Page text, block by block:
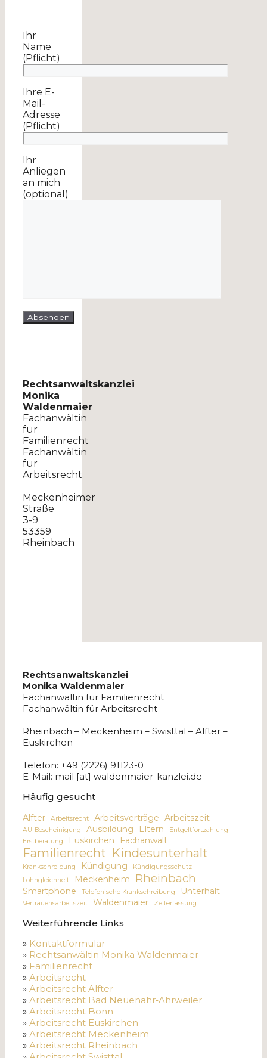
Ihr
Name
(Pflicht)
Ihre E-
Mail-
Adresse
(Pflicht)
Ihr
Anliegen
an mich
(optional)
Rechtsanwaltskanzlei
Monika
Waldenmaier
Fachanwältin
für
Familienrecht
Fachanwältin
für
Arbeitsrecht
Meckenheimer
Straße
3-9
53359
Rheinbach
Rechtsanwaltskanzlei
Monika Waldenmaier
Fachanwältin für Familienrecht
Fachanwältin für Arbeitsrecht
Rheinbach – Meckenheim – Swisttal – Alfter –
Euskirchen
Telefon: +49 (2226) 91123-0
E-Mail: mail [at] waldenmaier-kanzlei.de
Häufig gesucht
Alfter Arbeitsrecht Arbeitsverträge Arbeitszeit
AU-Bescheinigung Ausbildung Eltern
Entgeltfortzahlung
Erstberatung
Euskirchen Fachanwalt
Familienrecht Kindesunterhalt
Krankschreibung Kündigung
Kündigungsschutz
Lohngleichheit
Meckenheim Rheinbach
Smartphone Telefonische Krankschreibung Unterhalt
Vertrauensarbeitszeit Waldenmaier Zeiterfassung
Weiterführende Links
» Kontaktformular
» Rechtsanwältin Monika Waldenmaier
» Familienrecht
» Arbeitsrecht
» Arbeitsrecht Alfter
» Arbeitsrecht Bad Neuenahr‑Ahrweiler
» Arbeitsrecht Bonn
» Arbeitsrecht Euskirchen
» Arbeitsrecht Meckenheim
» Arbeitsrecht Rheinbach